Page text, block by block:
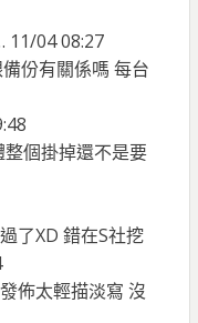
11/04 08:27
份有關係嗎 每台
個掛掉還不是要
了XD 錯在S社挖
佈太輕描淡寫 沒